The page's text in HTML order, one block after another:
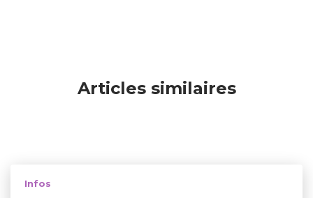
Articles similaires
Infos